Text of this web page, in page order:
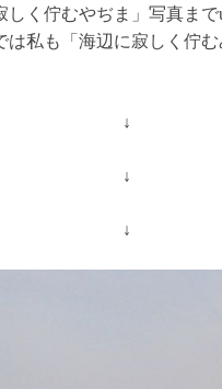
しく佇むやぢま」写真ま
は私も「海辺に寂しく佇
↓
↓
↓